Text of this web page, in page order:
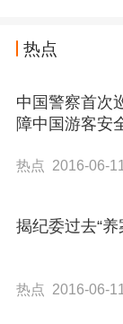
热点
中国警察首次
障中国游客安
热点 2016-06-
揭纪委过去“
热点 2016-06-